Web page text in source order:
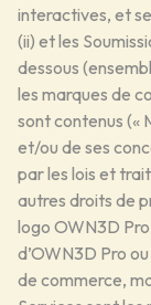
interactives, et
(ii) et les
dessous
les marques de
sont contenus («
et/ou de ses
par les lois et
autres droits de
logo OWN3D
d’OWN3D Pro
de commerce,